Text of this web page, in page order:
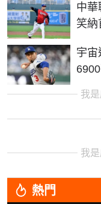
中
笑納
宇
我
我
熱門